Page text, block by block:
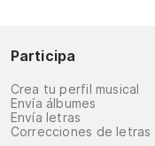
Participa
Crea tu perfil musical
Envía álbumes
Envía letras
Correcciones de letras